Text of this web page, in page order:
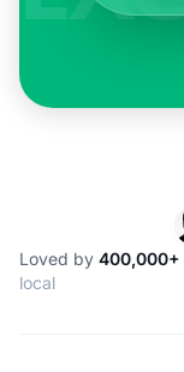
Loved by 400,000+
local